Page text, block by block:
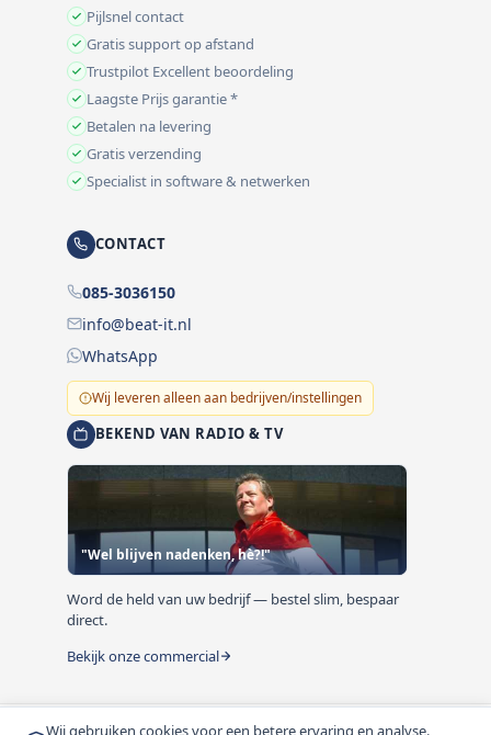
Wij gebruiken cookies voor een betere ervaring en analyse.
Pijlsnel contact
Gratis support op afstand
Trustpilot Excellent beoordeling
Laagste Prijs garantie *
Betalen na levering
Gratis verzending
Specialist in software & netwerken
CONTACT
085-3036150
info@beat-it.nl
WhatsApp
Wij leveren alleen aan bedrijven/instellingen
BEKEND VAN RADIO & TV
"Wel blijven nadenken, hè?!"
Word de held van uw bedrijf — bestel slim, bespaar
direct.
Bekijk onze commercial